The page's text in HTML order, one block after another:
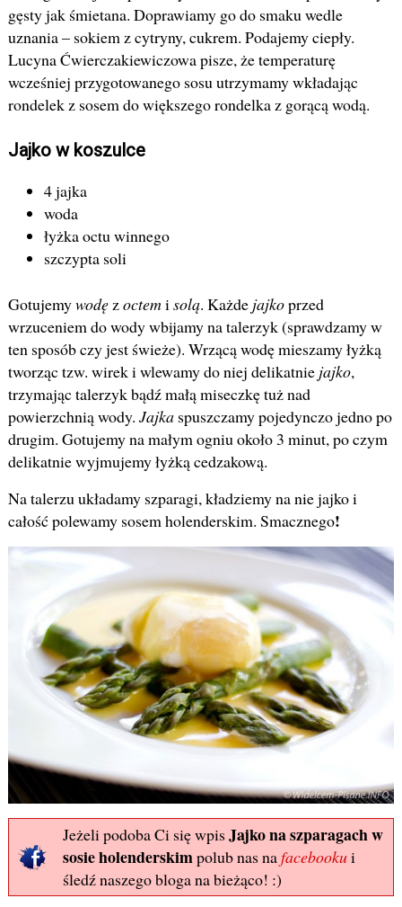
gęsty jak śmietana. Doprawiamy go do smaku wedle
uznania – sokiem z cytryny, cukrem. Podajemy ciepły.
Lucyna Ćwierczakiewiczowa pisze, że temperaturę
wcześniej przygotowanego sosu utrzymamy wkładając
rondelek z sosem do większego rondelka z gorącą wodą.
Jajko w koszulce
4 jajka
woda
łyżka octu winnego
szczypta soli
Gotujemywodęzoctemi solą. Każde jajkoprzed
wrzuceniem do wody wbijamy na talerzyk (sprawdzamy w
ten sposób czy jest świeże). Wrzącą wodę mieszamy łyżką
tworząc tzw. wirek i wlewamy do niej delikatnie jajko,
trzymając talerzyk bądź małą miseczkę tuż nad
powierzchnią wody. Jajkaspuszczamy pojedynczo jedno po
drugim. Gotujemy na małym ogniu około 3 minut, po czym
delikatnie wyjmujemy łyżką cedzakową.
Na talerzu układamy szparagi, kładziemy na nie jajko i
całość polewamy sosem holenderskim. Smacznego!
Jeżeli podoba Ci się wpisJajko na szparagach w
sosie holenderskimpolub nas nafacebookui
śledź naszego bloga na bieżąco! :)